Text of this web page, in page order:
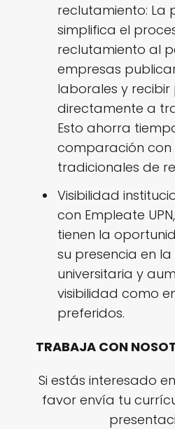
reclutamiento: La
simplifica el
reclutamiento al
empresas
laborales y recibir
directamente a
Esto ahorra
comparación con
tradicionales de
Visibilidad
con Empleate
tienen la
su presencia en
universitaria y
visibilidad como
preferidos.
TRABAJA CON
Si estás interesado
favor envía tu